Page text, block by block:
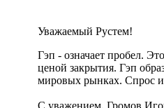
Уважаемый Рустем!
Гэп - означает пробел.
ценой закрытия. Гэп
мировых рынках. Спрос и
С уважением, Громов